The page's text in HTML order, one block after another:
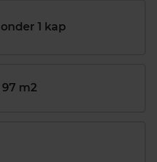
1 kap
97 m2